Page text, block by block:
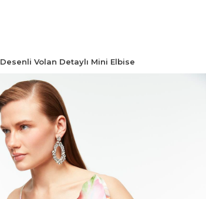
Desenli Volan Detaylı Mini Elbise